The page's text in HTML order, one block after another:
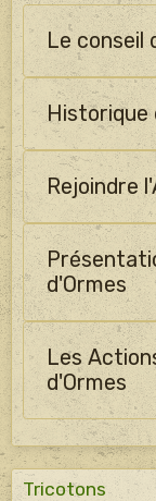
Le conseil
Historique
Rejoindre
d'Ormes
Les
d'Ormes
Tricotons